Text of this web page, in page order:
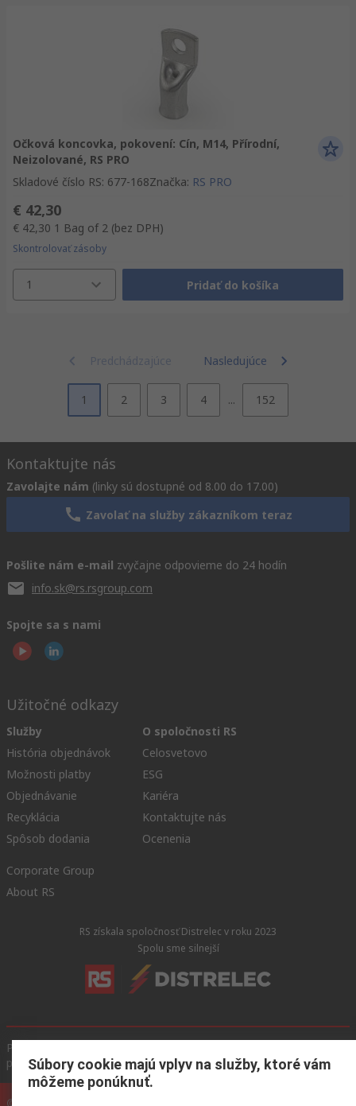
Očková koncovka, pokovení: Cín, M14, Přírodní,
Neizolované, RS PRO
Skladové číslo RS: 677-168Značka: RS PRO
€ 42,30
€ 42,30 1 Bag of 2 (bez DPH)
Skontrolovať zásoby
1 Pridať do košíka
Predchádzajúce Nasledujúce
1 2 3 4 ... 152
Kontaktujte nás
Zavolajte nám (linky sú dostupné od 8.00 do 17.00)
Zavolať na služby zákazníkom teraz
Pošlite nám e-mail zvyčajne odpovieme do 24 hodín
info.sk@rs.rsgroup.com
Spojte sa s nami
Užitočné odkazy
Služby
História objednávok
Možnosti platby
Objednávanie
Recyklácia
Spôsob dodania
O spoločnosti RS
Celosvetovo
ESG
Kariéra
Kontaktujte nás
Ocenenia
Corporate Group
About RS
RS získala spoločnosť Distrelec v roku 2023
Spolu sme silnejší
Podmienky našej webovej stránky
podmienky
Ochrana osobných údajov Súbory cookie
Súbory cookie majú vplyv na služby, ktoré vám
môžeme ponúknuť.